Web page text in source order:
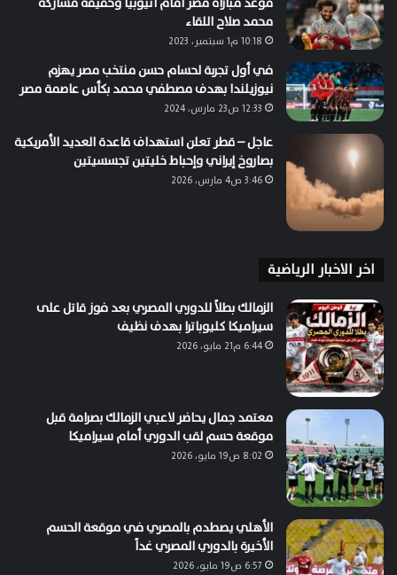
محمد صلاح اللقاء
10:18 م1 سبتمبر، 2023
في أول تجربة لحسام حسن منتخب مصر يهزم
نيوزيلندا بهدف مصطفي محمد بكأس عاصمة مصر
12:33 ص23 مارس، 2024
عاجل – قطر تعلن استهداف قاعدة العديد الأمريكية
بصاروخ إيراني وإحباط خليتين تجسسيتين
3:46 ص4 مارس، 2026
اخر الاخبار الرياضية
الزمالك بطلاً للدوري المصري بعد فوز قاتل على
سيراميكا كليوباترا بهدف نظيف
6:44 م21 مايو، 2026
معتمد جمال يحاضر لاعبي الزمالك بصرامة قبل
موقعة حسم لقب الدوري أمام سيراميكا
8:02 ص19 مايو، 2026
الأهلي يصطدم بالمصري في موقعة الحسم
الأخيرة بالدوري المصري غداً
6:57 ص19 مايو، 2026